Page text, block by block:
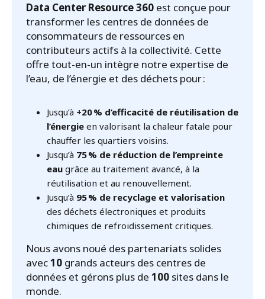
Data Center Resource 360 est conçue pour
transformer les centres de données de
consommateurs de ressources en
contributeurs actifs à la collectivité. Cette
offre tout-en-un intègre notre expertise de
l’eau, de l’énergie et des déchets pour :
Jusqu’à +20 % d’efficacité de réutilisation de
l’énergie en valorisant la chaleur fatale pour
chauffer les quartiers voisins.
Jusqu’à 75 % de réduction de l’empreinte
eau grâce au traitement avancé, à la
réutilisation et au renouvellement.
Jusqu’à 95 % de recyclage et valorisation
des déchets électroniques et produits
chimiques de refroidissement critiques.
Nous avons noué des partenariats solides
avec10 grands acteurs des centres de
données et gérons plus de 100 sites dans le
monde.